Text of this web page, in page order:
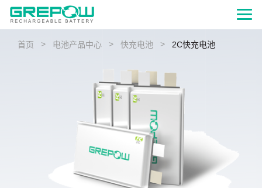
首页 > 电池产品中心 > 快充电池 > 2C快充电池